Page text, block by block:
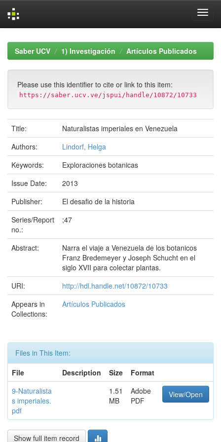
navigationSaber UCV 1) Investigación Artículos Publicados
Please use this identifier to cite or link to this item:
https://saber.ucv.ve/jspui/handle/10872/10733
Title:
Naturalistas imperiales en Venezuela
Authors:
Lindorf, Helga
Keywords:
Exploraciones botanicas
Issue Date:
2013
Publisher:
El desafio de la historia
Series/Report
no.:
;47
Abstract:
Narra el viaje a Venezuela de los botanicos
Franz Bredemeyer y Joseph Schucht en el
siglo XVII para colectar plantas.
URI:
http://hdl.handle.net/10872/10733
Appears in
Collections:
Artículos Publicados
Files in This Item:
File
Description Size
Format
9-Naturalista
s imperiales.
pdf
1.51
MB
Adobe
PDF
View/Open
Show full item record